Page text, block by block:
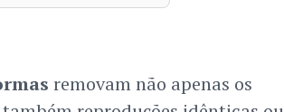
removam não apenas os